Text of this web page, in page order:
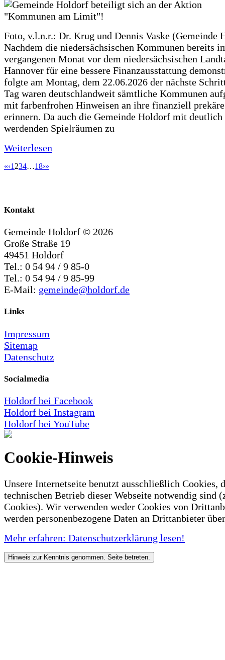
Foto, v.l.n.r.: Dr. Krug und Dennis Vaske (Gemeinde
Nachdem die niedersächsischen Kommunen bereits
vergangenen Monat vor dem niedersächsischen
Hannover für eine bessere Finanzausstattung
folgte am Montag, dem 22.06.2026 der nächste
Tag waren deutschlandweit sämtliche Kommunen
mit farbenfrohen Hinweisen an ihre finanziell
erinnern. Da auch die Gemeinde Holdorf mit deutlich
werdenden Spielräumen zu
Weiterlesen
«‹1 234…18›»
Kontakt
Gemeinde Holdorf © 2026
Große Straße 19
49451 Holdorf
Tel.: 0 54 94 / 9 85-0
Tel.: 0 54 94 / 9 85-99
E-Mail: gemeinde@holdorf.de
Links
Impressum
Sitemap
Datenschutz
Socialmedia
Holdorf bei Facebook
Holdorf bei Instagram
Holdorf bei YouTube
Cookie-Hinweis
Unsere Internetseite benutzt ausschließlich Cookies,
technischen Betrieb dieser Webseite notwendig sind
Cookies). Wir verwenden weder Cookies von
werden personenbezogene Daten an Drittanbieter
Mehr erfahren: Datenschutzerklärung lesen!
Hinweis zur Kenntnis genommen. Seite betreten.